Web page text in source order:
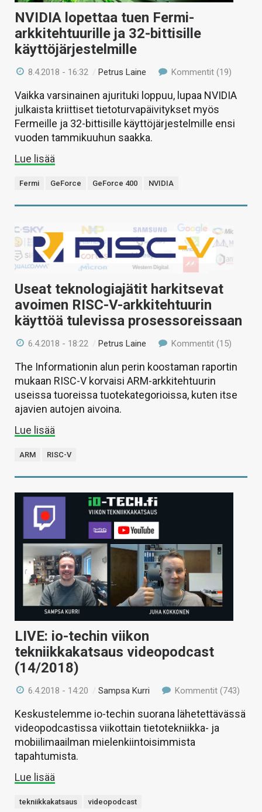
NVIDIA lopettaa tuen Fermi-
arkkitehtuurille ja 32-bittisille
käyttöjärjestelmille
8.4.2018 - 16:32 /Petrus Laine Kommentit (19)
Vaikka varsinainen ajurituki loppuu, lupaa NVIDIA
julkaista kriittiset tietoturvapäivitykset myös
Fermeille ja 32-bittisille käyttöjärjestelmille ensi
vuoden tammikuuhun saakka.
Lue lisää
Fermi GeForce GeForce 400 NVIDIA
Useat teknologiajätit harkitsevat
avoimen RISC-V-arkkitehtuurin
käyttöä tulevissa prosessoreissaan
6.4.2018 - 18:22 /Petrus Laine Kommentit (15)
The Informationin alun perin koostaman raportin
mukaan RISC-V korvaisi ARM-arkkitehtuurin
useissa tuoreissa tuotekategorioissa, kuten itse
ajavien autojen aivoina.
Lue lisää
ARM RISC-V
LIVE: io-techin viikon
tekniikkakatsaus videopodcast
(14/2018)
6.4.2018 - 14:20 /Sampsa Kurri Kommentit (743)
Keskustelemme io-techin suorana lähetettävässä
videopodcastissa viikottain tietotekniikka- ja
mobiilimaailman mielenkiintoisimmista
tapahtumista.
Lue lisää
tekniikkakatsaus videopodcast